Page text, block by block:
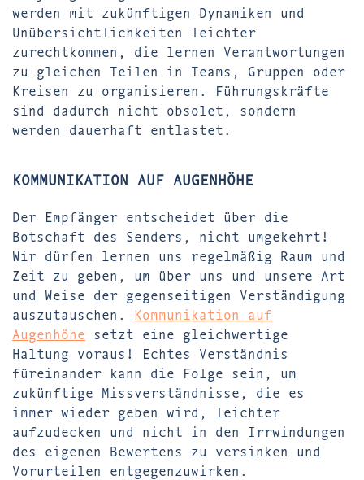
werden mit zukünftigen Dynamiken und
Unübersichtlichkeiten leichter
zurechtkommen, die lernen Verantwortungen
zu gleichen Teilen in Teams, Gruppen oder
Kreisen zu organisieren. Führungskräfte
sind dadurch nicht obsolet, sondern
werden dauerhaft entlastet.
KOMMUNIKATION AUF AUGENHÖHE
Der Empfänger entscheidet über die
Botschaft des Senders, nicht umgekehrt!
Wir dürfen lernen uns regelmäßig Raum und
Zeit zu geben, um über uns und unsere Art
und Weise der gegenseitigen Verständigung
auszutauschen. Kommunikation auf
Augenhöhe setzt eine gleichwertige
Haltung voraus! Echtes Verständnis
füreinander kann die Folge sein, um
zukünftige Missverständnisse, die es
immer wieder geben wird, leichter
aufzudecken und nicht in den Irrwindungen
des eigenen Bewertens zu versinken und
Vorurteilen entgegenzuwirken.